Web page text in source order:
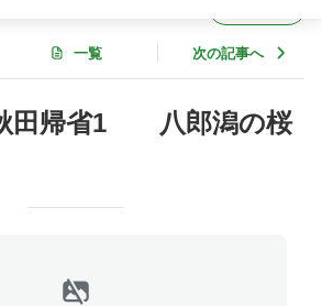
一覧 次の記事へ
田帰省1 八郎潟の桜